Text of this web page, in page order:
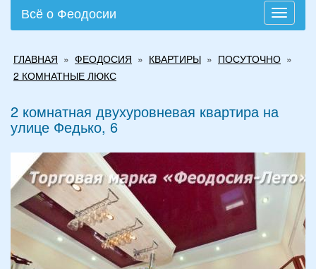
Toggle
Всё о Феодосии
здесь
ГЛАВНАЯ » ФЕОДОСИЯ » КВАРТИРЫ » ПОСУТОЧНО »
2 КОМНАТНЫЕ ЛЮКС
2 комнатная двухуровневая квартира на
улице Федько, 6